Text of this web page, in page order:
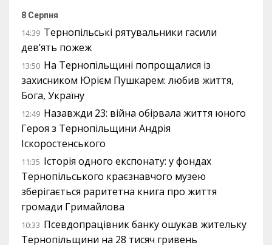
8 Серпня
14:39 Тернопільські рятувальники гасили
дев’ять пожеж
13:50 На Тернопільщині попрощалися із
захисником Юрієм Пушкарем: любив життя,
Бога, Україну
12:49 Назавжди 23: війна обірвала життя юного
Героя з Тернопільщини Андрія
Іскоростенського
11:35 Історія одного експонату: у фондах
Тернопільського краєзнавчого музею
зберігається раритетна книга про життя
громади Гримайлова
10:33 Псевдопрацівник банку ошукав жительку
Тернопільщини на 28 тисяч гривень